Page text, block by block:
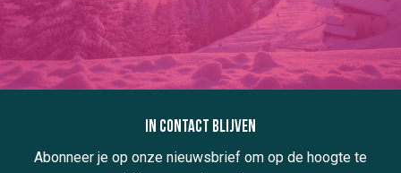
In contact blijven
Abonneer je op onze nieuwsbrief om op de hoogte te